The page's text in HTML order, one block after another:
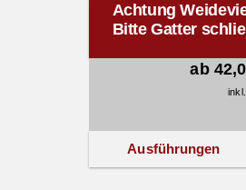
Achtung
Bitte Gatter
ab
Ausführungen